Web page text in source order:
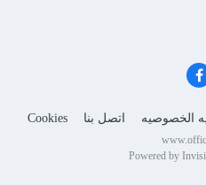
الخصوصيه اتصل بنا Cookies
Powered by